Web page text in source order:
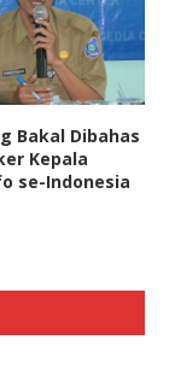
Bakal Dibahas
Kepala
se-Indonesia